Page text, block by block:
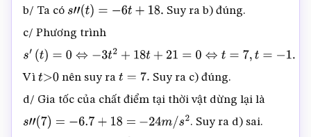
b/ Ta có s”( t)= −6 +18.
Suy ra b) đúng.
c/ Phương trình
s′
(t ) =0⇔ −3t2 +18 t+ 21 = ⇔ t=7 t= −1.
Vì t> 0 nên suy ra t=7.
Suy ra c) đúng.
d/ Gia tốc của chất điểm tại thời vật dừng lại là
s”( 7) = −6.7 +18 = 24m/s 2 . Suy ra d) sai.